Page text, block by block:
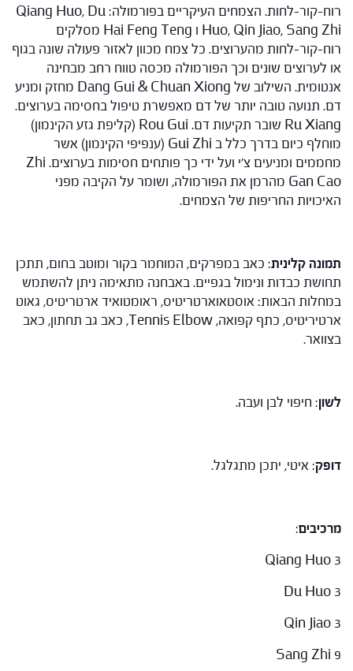
רוח-קור-לחות. הצמחים העיקריים בפורמולה: Qiang Huo, Du
Huo, Qin Jiao, Sang Zhi ו Hai Feng Teng מסלקים
רוח-קור-לחות מהערוצים. כל צמח מכוון לאזור פעולה שונה בגוף
או לערוצים שונים וכך הפורמולה מכסה טווח רחב מבחינה
אנטומית. השילוב של Dang Gui & Chuan Xiong מחזק ומניע
דם. תנועה טובה יותר של דם מאפשרת טיפול בחסימה בערוצים.
Ru Xiang שובר תקיעות דם. Rou Gui (קליפת גזע הקינמון)
מוחלף כיום בדרך כלל ב Gui Zhi (ענפיפי הקינמון) אשר
מחממים ומניעים צ'י ועל ידי כך פותחים חסימות בערוצים. Zhi
Gan Cao מהרמן את הפורמולה, ושומר על הקיבה מפני
האיכויות החריפות של הצמחים.
תמונה קלינית: כאב במפרקים, המוחמר בקור ומוטב בחום, תתכן
תחושת כבדות ונימול בגפיים. באבחנה מתאימה ניתן להשתמש
במחלות הבאות: אוסטאוארטריטיס, ראומטואיד ארטריטיס, גאוט
ארטיריטיס, כתף קפואה, Tennis Elbow, כאב גב תחתון, כאב
בצוואר.
לשון: חיפוי לבן ועבה.
דופק: איטי, יתכן מתגלגל.
מרכיבים:
Qiang Huo 3
Du Huo 3
Qin Jiao 3
Sang Zhi 9